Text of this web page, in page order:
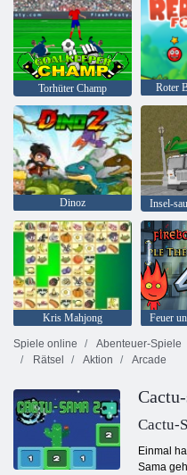
Torhüter Champ Roter
Dinoz
Kris Mahjong
Spiele online
Abenteuer-Spiele
Rätsel
Aktion Arcade
Cactu-
Einmal
Sama